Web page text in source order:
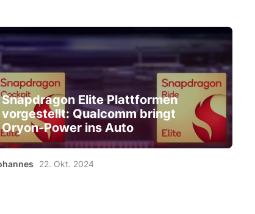
Snapdragon Elite Plattformen
vorgestellt: Qualcomm bringt
Oryon-Power ins Auto
22. Okt. 2024